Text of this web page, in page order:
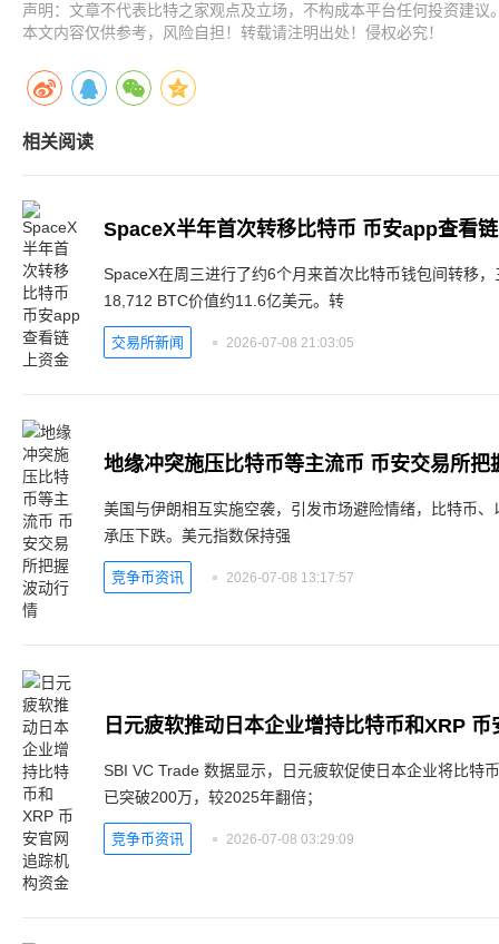
声明：文章不代表比特之家观点及立场，不构成本平台任何投资建
本文内容仅供参考，风险自担！转载请注明出处！侵权必究！
相关阅读
SpaceX半年首次转移比特币 币安app查看
SpaceX在周三进行了约6个月来首次比特币钱包间转移
18,712 BTC价值约11.6亿美元。转
交易所新闻 2026-07-08 21:03:05
地缘冲突施压比特币等主流币 币安交易所把
美国与伊朗相互实施空袭，引发市场避险情绪，比特币
承压下跌。美元指数保持强
竞争币资讯 2026-07-08 13:17:57
日元疲软推动日本企业增持比特币和XRP
SBI VC Trade 数据显示，日元疲软促使日本企业将比特
已突破200万，较2025年翻倍；
竞争币资讯 2026-07-08 03:29:09